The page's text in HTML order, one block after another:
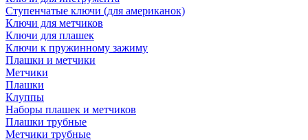
Ступенчатые ключи (для американок)
Ключи для метчиков
Ключи для плашек
Ключи к пружинному зажиму
Плашки и метчики
Метчики
Плашки
Клуппы
Наборы плашек и метчиков
Плашки трубные
Метчики трубные